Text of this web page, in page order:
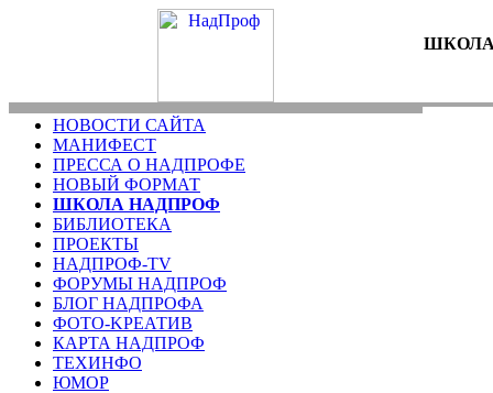
НОВОСТИ САЙТА
МАНИФЕСТ
ПРЕССА О НАДПРОФЕ
НОВЫЙ ФОРМАТ
ШКОЛА НАДПРОФ
БИБЛИОТЕКА
ПРОЕКТЫ
НАДПРОФ-TV
ФОРУМЫ НАДПРОФ
БЛОГ НАДПРОФА
ФОТО-KРЕАТИВ
КАРТА НАДПРОФ
ТЕХИНФО
ЮМОР